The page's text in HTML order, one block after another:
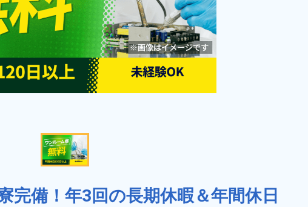
完備！年3回の長期休暇＆年間休日
未経験者OK 土日休み
キープする